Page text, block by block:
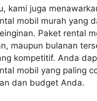
kami juga
mobil murah yang
Paket rental
maupun bulanan
kompetitif. Anda
mobil yang paling
dan budget Anda.